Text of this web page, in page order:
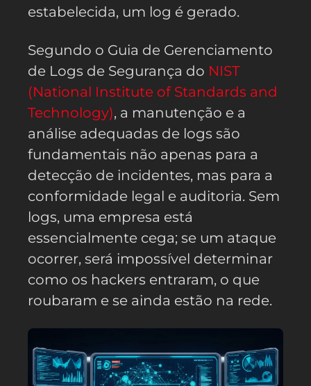
estabelecida, um log é gerado.
Segundo o Guia de Gerenciamento
de Logs de Segurança do NIST
(National Institute of Standards and
Technology), a manutenção e a
análise adequadas de logs são
fundamentais não apenas para a
detecção de incidentes, mas para a
conformidade legal e auditoria. Sem
logs, uma empresa está
essencialmente cega; se um ataque
ocorrer, será impossível determinar
como os hackers entraram, o que
roubaram e se ainda estão na rede.